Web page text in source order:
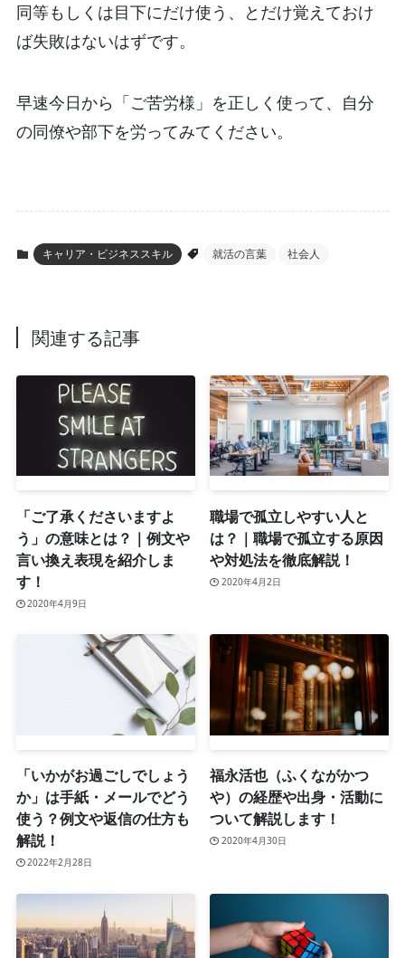
同等もしくは目下にだけ使う、とだけ覚えておけ
ば失敗はないはずです。
早速今日から「ご苦労様」を正しく使って、自分
の同僚や部下を労ってみてください。
キャリア・ビジネススキル 就活の言葉 社会人
関連する記事
「ご了承くださいますよ
う」の意味とは？｜例文や
言い換え表現を紹介しま
す！
2020年4月9日
職場で孤立しやすい人と
は？｜職場で孤立する原因
や対処法を徹底解説！
2020年4月2日
「いかがお過ごしでしょう
か」は手紙・メールでどう
使う？例文や返信の仕方も
解説！
2022年2月28日
福永活也（ふくながかつ
や）の経歴や出身・活動に
ついて解説します！
2020年4月30日